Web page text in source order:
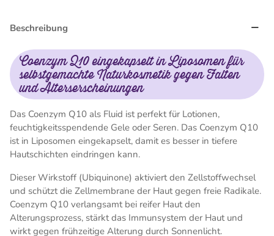
Beschreibung
Coenzym Q10 eingekapselt in Liposomen für
selbstgemachte Naturkosmetik gegen Falten
und Alterserscheinungen
Das Coenzym Q10 als Fluid ist perfekt für Lotionen,
feuchtigkeitsspendende Gele oder Seren. Das Coenzym Q10
ist in Liposomen eingekapselt, damit es besser in tiefere
Hautschichten eindringen kann.
Dieser Wirkstoff (Ubiquinone) aktiviert den Zellstoffwechsel
und schützt die Zellmembrane der Haut gegen freie Radikale.
Coenzym Q10 verlangsamt bei reifer Haut den
Alterungsprozess, stärkt das Immunsystem der Haut und
wirkt gegen frühzeitige Alterung durch Sonnenlicht.